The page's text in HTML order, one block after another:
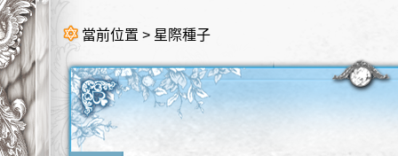
當前位置 > 星際種子